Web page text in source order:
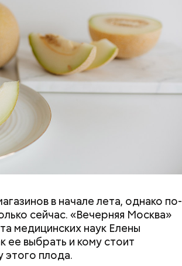
в начале лета, однако по-
сейчас. «Вечерняя Москва»
медицинских наук Елены
ее выбрать и кому стоит
этого плода.
болезнью, щавель ему не
холецистите, синдроме
продукт тоже лучше
врач. — Он может привести к
слизистые оболочки.